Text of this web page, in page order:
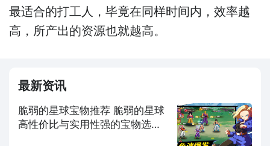
最适合的打工人，毕竟在同样时间内，效率越
高，所产出的资源也就越高。
最新资讯
脆弱的星球宝物推荐 脆弱的星球
高性价比与实用性强的宝物选择